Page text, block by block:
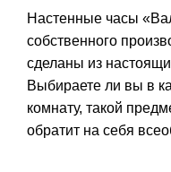
Настенные часы
собственного
сделаны из
Выбираете ли вы в
комнату, такой
обратит на себя